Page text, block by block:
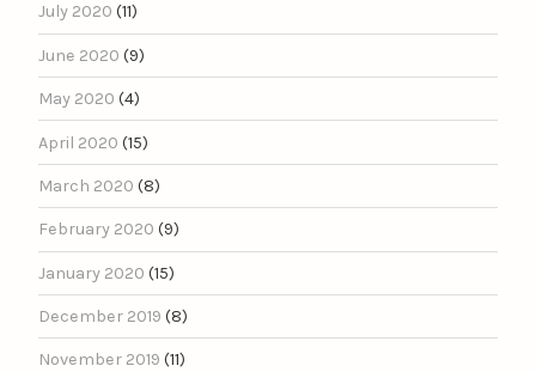
July 2020 (11)
June 2020 (9)
May 2020 (4)
April 2020 (15)
March 2020 (8)
February 2020 (9)
January 2020 (15)
December 2019 (8)
November 2019 (11)